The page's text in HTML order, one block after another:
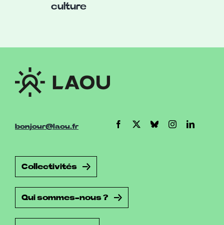
culture
bonjour@laou.fr
Collectivités
Qui sommes-nous ?